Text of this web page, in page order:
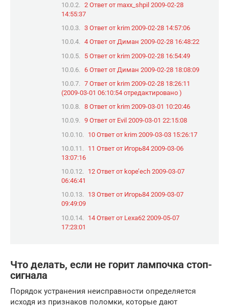
2 Ответ от maxx_shpil 2009-02-28
14:55:37
3 Ответ от krim 2009-02-28 14:57:06
4 Ответ от Диман 2009-02-28 16:48:22
5 Ответ от krim 2009-02-28 16:54:49
6 Ответ от Диман 2009-02-28 18:08:09
7 Ответ от krim 2009-02-28 18:26:11
(2009-03-01 06:10:54 отредактировано )
8 Ответ от krim 2009-03-01 10:20:46
9 Ответ от Evil 2009-03-01 22:15:08
10 Ответ от krim 2009-03-03 15:26:17
11 Ответ от Игорь84 2009-03-06
13:07:16
12 Ответ от kope’ech 2009-03-07
06:46:41
13 Ответ от Игорь84 2009-03-07
09:49:09
14 Ответ от Lexa62 2009-05-07
17:23:01
Что делать, если не горит лампочка стоп-
сигнала
Порядок устранения неисправности определяется
исходя из признаков поломки, которые дают